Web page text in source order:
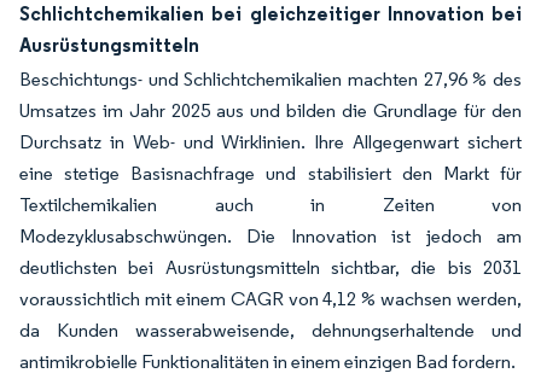
Schlichtchemikalien bei gleichzeitiger Innovation bei
Ausrüstungsmitteln
Beschichtungs- und Schlichtchemikalien machten 27,96 % des
Umsatzes im Jahr 2025 aus und bilden die Grundlage für den
Durchsatz in Web- und Wirklinien. Ihre Allgegenwart sichert
eine stetige Basisnachfrage und stabilisiert den Markt für
Textilchemikalien auch in Zeiten von
Modezyklusabschwüngen. Die Innovation ist jedoch am
deutlichsten bei Ausrüstungsmitteln sichtbar, die bis 2031
voraussichtlich mit einem CAGR von 4,12 % wachsen werden,
da Kunden wasserabweisende, dehnungserhaltende und
antimikrobielle Funktionalitäten in einem einzigen Bad fordern.